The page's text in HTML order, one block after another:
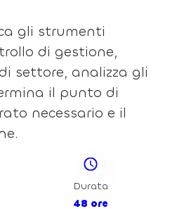
gli strumenti
di gestione,
settore, analizza gli
il punto di
necessario e il
Durata
48 ore